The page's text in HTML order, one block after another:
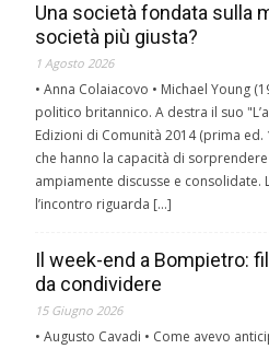
Una società fondata sulla
società più giusta?
1 Agosto 2026
• Anna Colaiacovo • Michael Young
politico britannico. A destra il suo
Edizioni di Comunità 2014 (prima
che hanno la capacità di
ampiamente discusse e consolidate.
l’incontro riguarda […]
Il week-end a Bompietro:
da condividere
15 Giugno 2026
• Augusto Cavadi • Come avevo